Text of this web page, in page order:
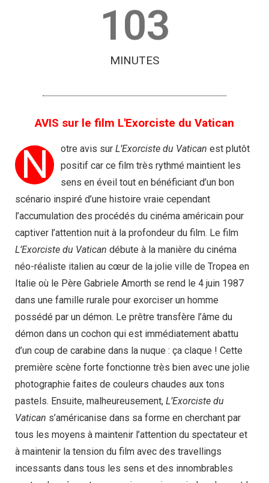
103
MINUTES
AVIS sur le film L'Exorciste du Vatican
N otre avis sur L’Exorciste du Vatican est plutôt
positif car ce film très rythmé maintient les
sens en éveil tout en bénéficiant d’un bon
scénario inspiré d’une histoire vraie cependant
l’accumulation des procédés du cinéma américain pour
captiver l’attention nuit à la profondeur du film. Le film
L’Exorciste du Vatican débute à la manière du cinéma
néo-réaliste italien au cœur de la jolie ville de Tropea en
Italie où le Père Gabriele Amorth se rend le 4 juin 1987
dans une famille rurale pour exorciser un homme
possédé par un démon. Le prêtre transfère l’âme du
démon dans un cochon qui est immédiatement abattu
d’un coup de carabine dans la nuque : ça claque ! Cette
première scène forte fonctionne très bien avec une jolie
photographie faites de couleurs chaudes aux tons
pastels. Ensuite, malheureusement, L’Exorciste du
Vatican s’américanise dans sa forme en cherchant par
tous les moyens à maintenir l’attention du spectateur et
à maintenir la tension du film avec des travellings
incessants dans tous les sens et des innombrables